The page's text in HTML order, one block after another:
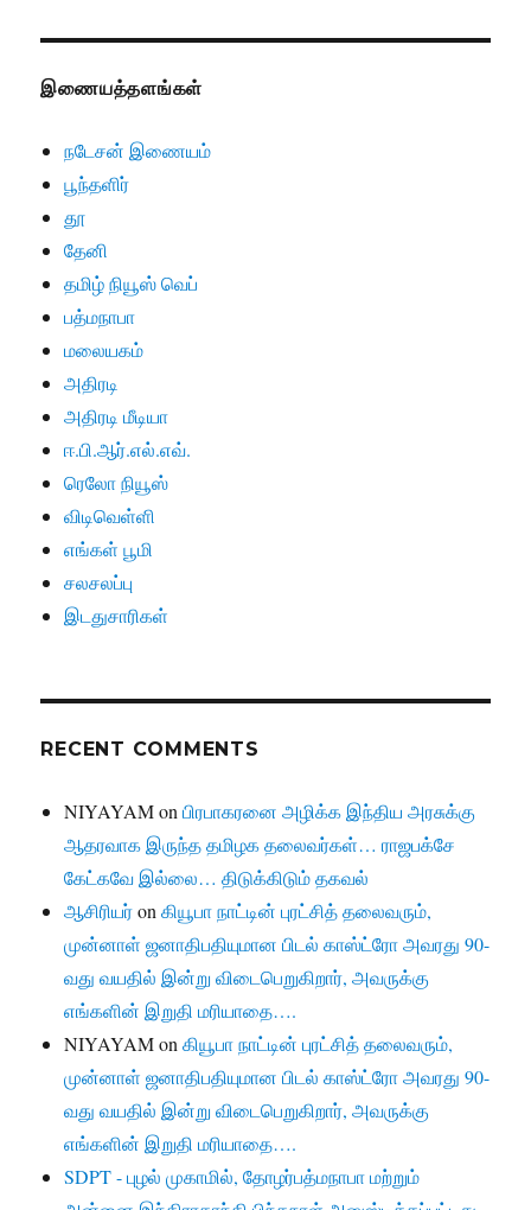
இணையத்தளங்கள்
நடேசன் இணையம்
பூந்தளிர்
தூ
தேனி
தமிழ் நியூஸ் வெப்
பத்மநாபா
மலையகம்
அதிரடி
அதிரடி மீடியா
ஈ.பி.ஆர்.எல்.எவ்.
ரெலோ நியூஸ்
விடிவெள்ளி
எங்கள் பூமி
சலசலப்பு
இடதுசாரிகள்
RECENT COMMENTS
NIYAYAMonபிரபாகரனை அழிக்க இந்திய அரசுக்கு
ஆதரவாக இருந்த தமிழக தலைவர்கள்… ராஜபக்சே
கேட்கவே இல்லை… திடுக்கிடும் தகவல்
ஆசிரியர்onகியூபா நாட்டின் புரட்சித் தலைவரும்,
முன்னாள் ஜனாதிபதியுமான பிடல் காஸ்ட்ரோ அவரது 90-
வது வயதில் இன்று விடைபெறுகிறார், அவருக்கு
எங்களின் இறுதி மரியாதை….
NIYAYAMonகியூபா நாட்டின் புரட்சித் தலைவரும்,
முன்னாள் ஜனாதிபதியுமான பிடல் காஸ்ட்ரோ அவரது 90-
வது வயதில் இன்று விடைபெறுகிறார், அவருக்கு
எங்களின் இறுதி மரியாதை….
SDPT - புழல் முகாமில், தோழர்பத்மநாபா மற்றும்